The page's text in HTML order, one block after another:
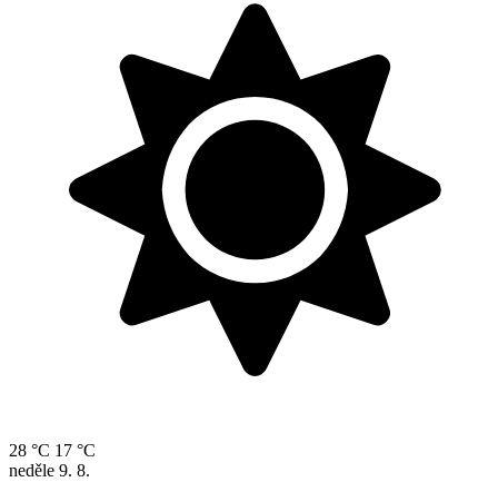
28 °C 17 °C
neděle 9. 8.